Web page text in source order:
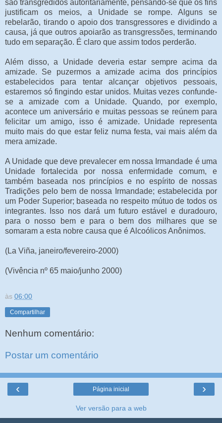
são transgredidos autoritariamente, pensando-se que os fins
justificam os meios, a Unidade se rompe. Alguns se
rebelarão, tirando o apoio dos transgressores e dividindo a
causa, já que outros apoiarão as transgressões, terminando
tudo em separação. É claro que assim todos perderão.
Além disso, a Unidade deveria estar sempre acima da
amizade. Se puzermos a amizade acima dos princípios
estabelecidos para tentar alcançar objetivos pessoais,
estaremos só fingindo estar unidos. Muitas vezes confunde-
se a amizade com a Unidade. Quando, por exemplo,
acontece um aniversário e muitas pessoas se reúnem para
felicitar um amigo, isso é amizade. Unidade representa
muito mais do que estar feliz numa festa, vai mais além da
mera amizade.
A Unidade que deve prevalecer em nossa Irmandade é uma
Unidade fortalecida por nossa enfermidade comum, e
também baseada nos princípios e no espírito de nossas
Tradições pelo bem de nossa Irmandade; estabelecida por
um Poder Superior; baseada no respeito mútuo de todos os
integrantes. Isso nos dará um futuro estável e duradouro,
para o nosso bem e para o bem dos milhares que se
somaram a esta nobre causa que é Alcoólicos Anônimos.
(La Viña, janeiro/fevereiro-2000)
(Vivência nº 65 maio/junho 2000)
às 06:00
Compartilhar
Nenhum comentário:
Postar um comentário
‹ ›
Página inicial
Ver versão para a web